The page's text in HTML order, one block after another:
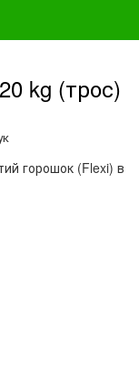
kg (трос)